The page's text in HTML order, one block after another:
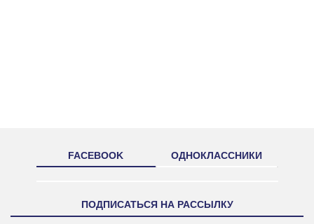
FACEBOOK ОДНОКЛАССНИКИ
ПОДПИСАТЬСЯ НА РАССЫЛКУ